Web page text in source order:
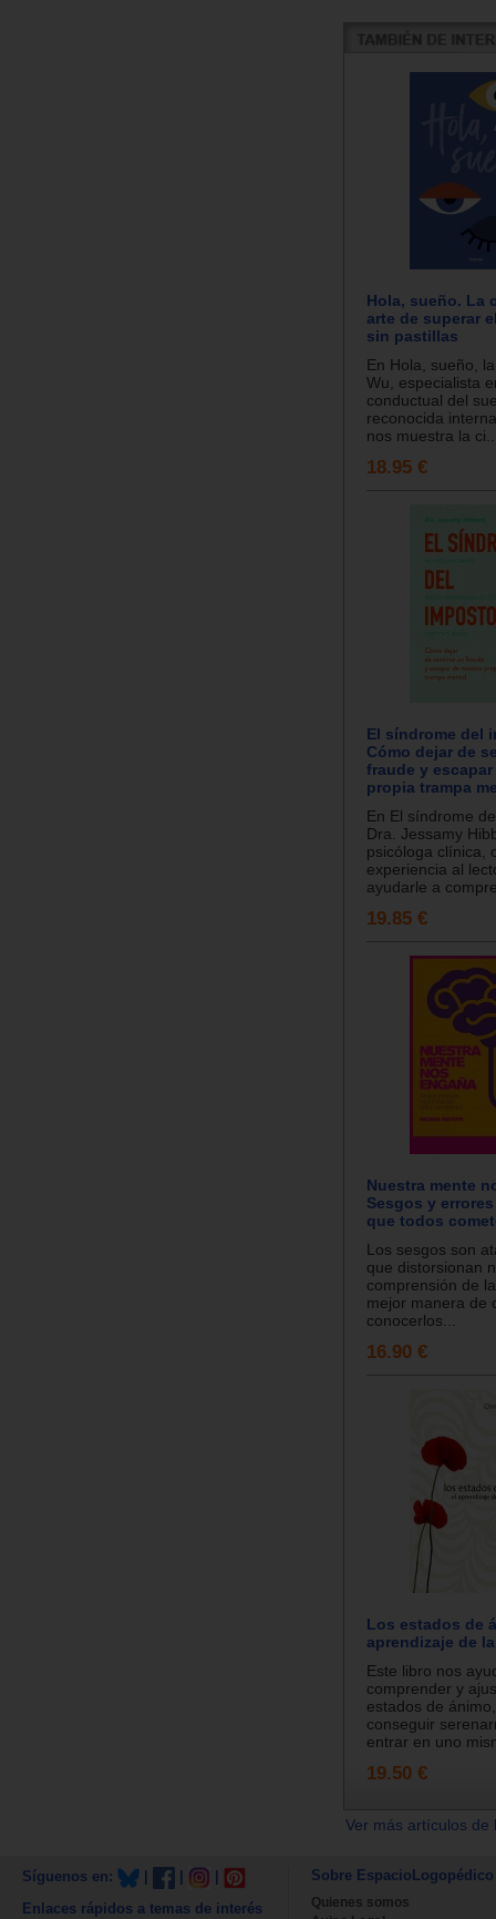
Hola, sueño. La
arte de superar
sin pastillas
En Hola, sueño,
Wu, especialista
conductual del
reconocida
nos muestra la
18.95 €
El síndrome del
Cómo dejar de
fraude y
propia trampa
En El síndrome
Dra. Jessamy
psicóloga clínica,
experiencia al
ayudarle a
19.85 €
Nuestra mente
Sesgos y
que todos
Los sesgos son
que distorsionan
comprensión de
mejor manera de
conocerlos...
16.90 €
Los estados de
aprendizaje de
Este libro nos
comprender y
estados de
conseguir
entrar en uno
19.50 €
Ver más artículos
Síguenos en:
Enlaces rápidos a temas de interés
Sobre EspacioLogopédico
Quienes somos